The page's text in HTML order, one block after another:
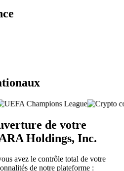
de votre
Holdings, Inc.
avez le contrôle total de votre
de notre plateforme :